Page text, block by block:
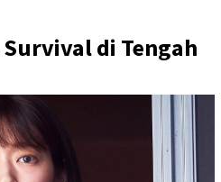
di Tengah